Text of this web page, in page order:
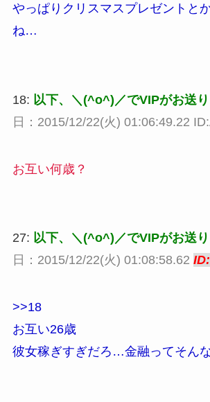
やっぱりクリスマスプレゼントと
ね…
18: 以下、＼(^o^)／でVIPがお送
日：2015/12/22(火) 01:06:49.22
お互い何歳？
27: 以下、＼(^o^)／でVIPがお送
日：2015/12/22(火) 01:08:58.62
>>18
お互い26歳
彼女稼ぎすぎだろ…金融ってそん